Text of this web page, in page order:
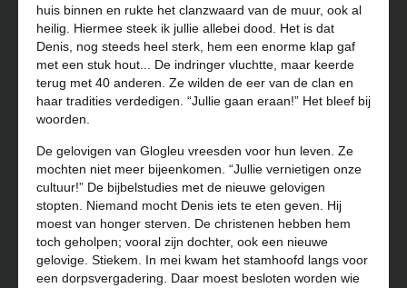
huis binnen en rukte het clanzwaard van de muur, ook al
heilig. Hiermee steek ik jullie allebei dood. Het is dat
Denis, nog steeds heel sterk, hem een enorme klap gaf
met een stuk hout... De indringer vluchtte, maar keerde
terug met 40 anderen. Ze wilden de eer van de clan en
haar tradities verdedigen. “Jullie gaan eraan!” Het bleef bij
woorden.
De gelovigen van Glogleu vreesden voor hun leven. Ze
mochten niet meer bijeenkomen. “Jullie vernietigen onze
cultuur!” De bijbelstudies met de nieuwe gelovigen
stopten. Niemand mocht Denis iets te eten geven. Hij
moest van honger sterven. De christenen hebben hem
toch geholpen; vooral zijn dochter, ook een nieuwe
gelovige. Stiekem. In mei kwam het stamhoofd langs voor
een dorpsvergadering. Daar moest besloten worden wie